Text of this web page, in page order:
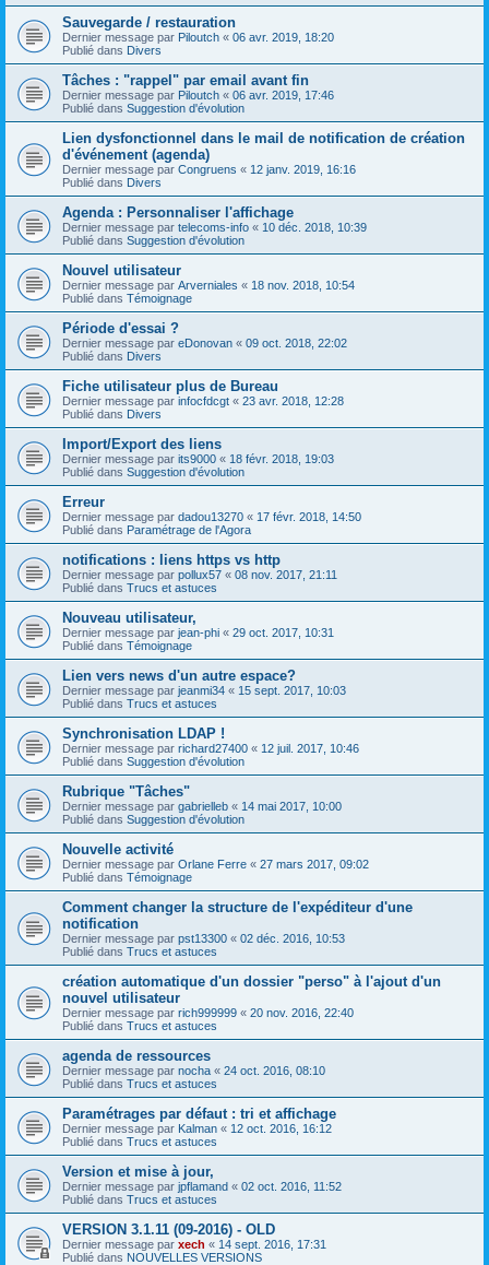
Sauvegarde / restauration
Dernier message par Piloutch « 06 avr. 2019, 18:20
Publié dans Divers
Tâches : "rappel" par email avant fin
Dernier message par Piloutch « 06 avr. 2019, 17:46
Publié dans Suggestion d'évolution
Lien dysfonctionnel dans le mail de notification de création
d'événement (agenda)
Dernier message par Congruens « 12 janv. 2019, 16:16
Publié dans Divers
Agenda : Personnaliser l'affichage
Dernier message par telecoms-info « 10 déc. 2018, 10:39
Publié dans Suggestion d'évolution
Nouvel utilisateur
Dernier message par Arverniales « 18 nov. 2018, 10:54
Publié dans Témoignage
Période d'essai ?
Dernier message par eDonovan « 09 oct. 2018, 22:02
Publié dans Divers
Fiche utilisateur plus de Bureau
Dernier message par infocfdcgt « 23 avr. 2018, 12:28
Publié dans Divers
Import/Export des liens
Dernier message par its9000 « 18 févr. 2018, 19:03
Publié dans Suggestion d'évolution
Erreur
Dernier message par dadou13270 « 17 févr. 2018, 14:50
Publié dans Paramétrage de l'Agora
notifications : liens https vs http
Dernier message par pollux57 « 08 nov. 2017, 21:11
Publié dans Trucs et astuces
Nouveau utilisateur,
Dernier message par jean-phi « 29 oct. 2017, 10:31
Publié dans Témoignage
Lien vers news d'un autre espace?
Dernier message par jeanmi34 « 15 sept. 2017, 10:03
Publié dans Trucs et astuces
Synchronisation LDAP !
Dernier message par richard27400 « 12 juil. 2017, 10:46
Publié dans Suggestion d'évolution
Rubrique "Tâches"
Dernier message par gabrielleb « 14 mai 2017, 10:00
Publié dans Suggestion d'évolution
Nouvelle activité
Dernier message par Orlane Ferre « 27 mars 2017, 09:02
Publié dans Témoignage
Comment changer la structure de l'expéditeur d'une
notification
Dernier message par pst13300 « 02 déc. 2016, 10:53
Publié dans Trucs et astuces
création automatique d'un dossier "perso" à l'ajout d'un
nouvel utilisateur
Dernier message par rich999999 « 20 nov. 2016, 22:40
Publié dans Trucs et astuces
agenda de ressources
Dernier message par nocha « 24 oct. 2016, 08:10
Publié dans Trucs et astuces
Paramétrages par défaut : tri et affichage
Dernier message par Kalman « 12 oct. 2016, 16:12
Publié dans Trucs et astuces
Version et mise à jour,
Dernier message par jpflamand « 02 oct. 2016, 11:52
Publié dans Trucs et astuces
VERSION 3.1.11 (09-2016) - OLD
Dernier message par xech « 14 sept. 2016, 17:31
Publié dans NOUVELLES VERSIONS